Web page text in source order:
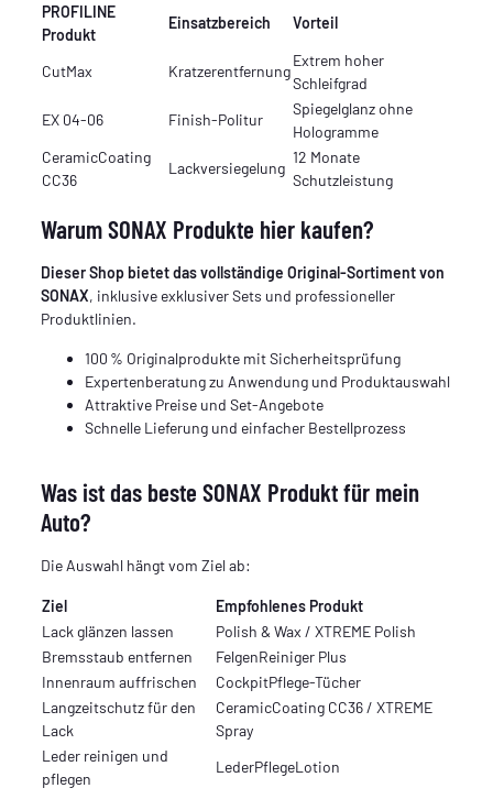
PROFILINE
Produkt
Einsatzbereich Vorteil
CutMax Kratzerentfernung
Extrem hoher
Schleifgrad
EX 04-06
Finish-Politur
Spiegelglanz ohne
Hologramme
CeramicCoating
CC36
Lackversiegelung
12 Monate
Schutzleistung
Warum SONAX Produkte hier kaufen?
Dieser Shop bietet das vollständige Original-Sortiment von
SONAX, inklusive exklusiver Sets und professioneller
Produktlinien.
100 % Originalprodukte mit Sicherheitsprüfung
Expertenberatung zu Anwendung und Produktauswahl
Attraktive Preise und Set-Angebote
Schnelle Lieferung und einfacher Bestellprozess
Was ist das beste SONAX Produkt für mein
Auto?
Die Auswahl hängt vom Ziel ab:
Ziel
Empfohlenes Produkt
Lack glänzen lassen
Polish & Wax / XTREME Polish
Bremsstaub entfernen
FelgenReiniger Plus
Innenraum auffrischen
CockpitPflege-Tücher
Langzeitschutz für den
Lack
CeramicCoating CC36 / XTREME
Spray
Leder reinigen und
pflegen
LederPflegeLotion